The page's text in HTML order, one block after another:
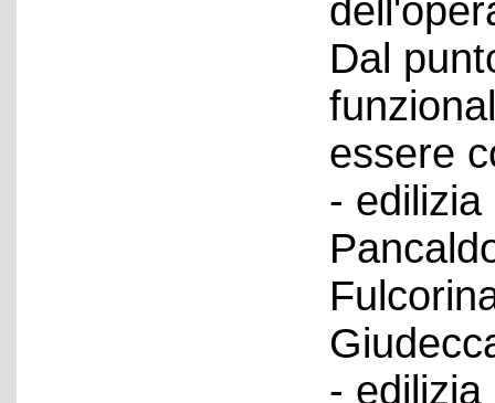
Dal
essere
-
-